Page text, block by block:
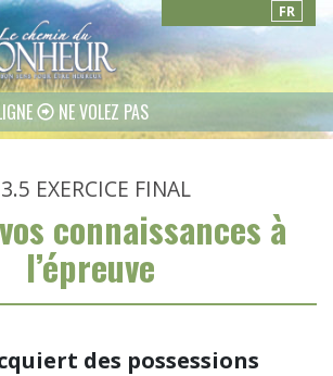
FR
NE VOLEZ PAS
EXERCICE FINAL
connaissances à
l’épreuve
des possessions